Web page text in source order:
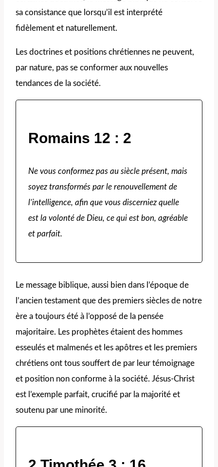
sa consistance que lorsqu’il est interprété
fidèlement et naturellement.
Les doctrines et positions chrétiennes ne peuvent,
par nature, pas se conformer aux nouvelles
tendances de la société.
Romains 12 : 2
Ne vous conformez pas au siècle présent, mais
soyez transformés par le renouvellement de
l’intelligence, afin que vous discerniez quelle
est la volonté de Dieu, ce qui est bon, agréable
et parfait.
Le message biblique, aussi bien dans l’époque de
l’ancien testament que des premiers siècles de notre
ère a toujours été à l’opposé de la pensée
majoritaire. Les prophètes étaient des hommes
esseulés et malmenés et les apôtres et les premiers
chrétiens ont tous souffert de par leur témoignage
et position non conforme à la société. Jésus-Christ
est l’exemple parfait, crucifié par la majorité et
soutenu par une minorité.